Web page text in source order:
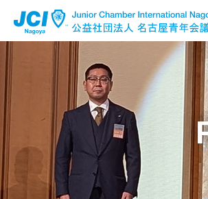
公益社団法人 名古屋青年会議所
Facebook Instagram